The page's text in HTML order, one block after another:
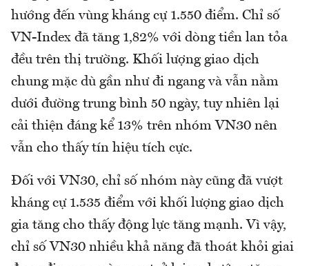
hướng đến vùng kháng cự 1.550 điểm. Chỉ số
VN-Index đã tăng 1,82% với dòng tiền lan tỏa
đều trên thị trường. Khối lượng giao dịch
chung mặc dù gần như đi ngang và vẫn nằm
dưới đường trung bình 50 ngày, tuy nhiên lại
cải thiện đáng kể 13% trên nhóm VN30 nên
vẫn cho thấy tín hiệu tích cực.
Đối với VN30, chỉ số nhóm này cũng đã vượt
kháng cự 1.535 điểm với khối lượng giao dịch
gia tăng cho thấy động lực tăng mạnh. Vì vậy,
chỉ số VN30 nhiều khả năng đã thoát khỏi giai